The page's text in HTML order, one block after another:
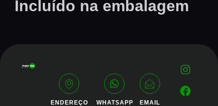
Incluído na embalagem
ENDEREÇO WHATSAPP EMAIL